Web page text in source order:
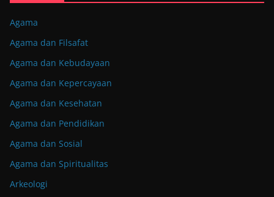
Agama
Agama dan Filsafat
Agama dan Kebudayaan
Agama dan Kepercayaan
Agama dan Kesehatan
Agama dan Pendidikan
Agama dan Sosial
Agama dan Spiritualitas
Arkeologi